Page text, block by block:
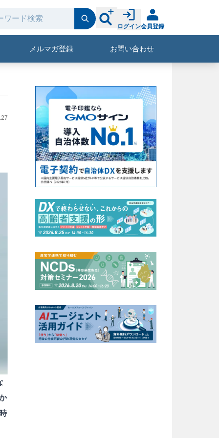
ログイン会員登録
メルマガ登録 お問い合わせ